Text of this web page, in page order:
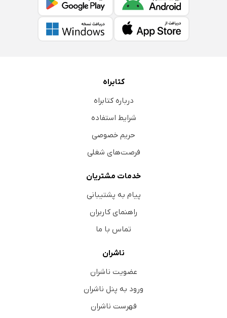
کتابراه
درباره کتابراه
شرایط استفاده
حریم خصوصی
فرصت‌های شغلی
خدمات مشتریان
پیام به پشتیبانی
راهنمای کاربران
تماس با ما
ناشران
عضویت ناشران
ورود به پنل ناشران
فهرست ناشران